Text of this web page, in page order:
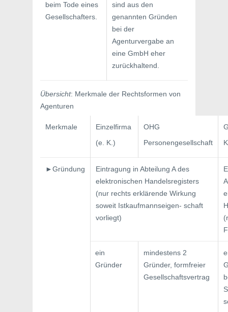
beim Tode eines
Gesellschafters.
sind aus den
genannten Gründen
bei der
Agenturvergabe an
eine GmbH eher
zurückhaltend.
Übersicht: Merkmale der Rechtsformen von
Agenturen
Merkmale
Einzelfirma
(e. K.)
OHG
Personengesellschaft
►Gründung
Eintragung in Abteilung A des
elektro­nischen Handelsregisters
(nur rechts erklärende Wirkung
soweit Istkaufmannseigen- schaft
vorliegt)
ein
Gründer
mindestens 2
Gründer, formfreier
Gesellschafts­vertrag